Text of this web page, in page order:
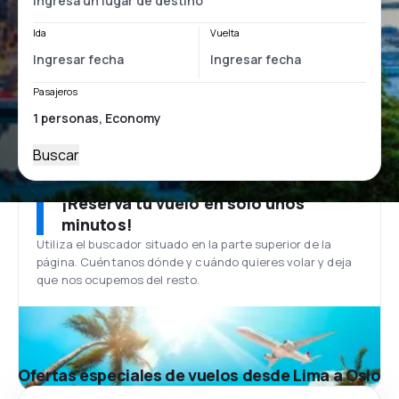
Ida Vuelta
Pasajeros
Buscar
¡Reserva tu vuelo en solo unos
minutos!
Utiliza el buscador situado en la parte superior de la
página. Cuéntanos dónde y cuándo quieres volar y deja
que nos ocupemos del resto.
Ofertas especiales de vuelos desde Lima a Oslo